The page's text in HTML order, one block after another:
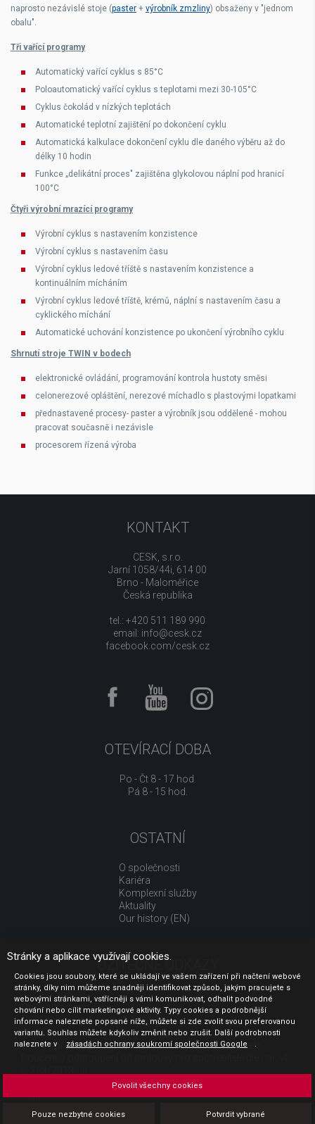
naprosto nezávislé stoje (paster + výrobník zmzliny) obsaženy v "jednom
obalu".
Tři vařící programy
Automatický vařící cyklus s 85°C
Poloautomatický vařící cyklus s teplotami mezi 30-105°C
Cyklus čokolád v nízkých teplotách
Automatické teplotní zajištění po dokončení cyklu
Automatická kalkulace dokončení cyklu dle daného výběru až do
délky 10 hodin
Funkce „delikátní proces" zajištěna glykolovou náplní pod hranicí
100°C
Čtyři výrobní mrazící programy
Výrobní cyklus s nastavením konzistence
Výrobní cyklus s nastavením času
Výrobní cyklus ledové tříště s nastavením konzistence a
kontinuálním mícháním
Výrobní cyklus ledové tříště, krémů, náplní s nastavením času a
cyklického míchání
Automatické uchování konzistence po ukončení výrobního cyklu
Shrnutí stroje TWIN v bodech
elektronické ovládání, programování kontrola hustoty směsi
celonerezové opláštění, nerezové míchadlo s plastovými lopatkami
přednastavené procesy- paster a výrobník jsou oddělené - mohou
pracovat současně i nezávisle
procesorem řízená výroba
KONTAKT
CESK, s.r.o.
Jarní 1058/44i, 614 00
Brno - Maloměřice
Česká republika
tel.: +420 511 189 990
email: info@cesk.cz
facebook.com/cesk.cz
OTEVÍRACÍ DOBA
Po - Čt 8 - 17 hod.
Pá 8 - 15 hod.
OSTATNÍ
O společnosti
Kariéra
Komplexní služby
Aktuality
Our history (EN)
UŽITEČNÉ ODKAZY
Jak nakupovat
Obchodní podmínky
GDPR - ochrana osobních údajů
Profil zadavatele
Sdělení před uzavřením kupní smlouvy pro spotřebitele
Platba
Povinná publicita
Stránky a aplikace využívají cookies.
Cookies jsou soubory, které se ukládají ve vašem zařízení při načtení webové
stránky, díky nim můžeme snadněji identifikovat způsob, jakým pracujete s
webovými stránkami, vstřícněji s vámi komunikovat, odhalit podvodné
chování nebo cílit marketingové aktivity. Typy cookies a podrobnější
informace naleznete popsané níže, můžete si zde zvolit svou preferovanou
variantu. Souhlas můžete kdykoliv změnit nebo zrušit. Další podrobnosti
naleznete v
zásadách ochrany soukromí společnosti Google .
Pouze nezbytné cookies Potvrdit vybrané
Povolit všechny cookies